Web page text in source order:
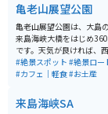
亀老山展望公園
亀老山展望公園は、大島
来島海峡大橋をはじめ
です。天気が良ければ、
す。駐車場の近くにトイ
ムなどの軽食もあります。
#絶景スポット #絶景ロー
#カフェ｜軽食#お土産
来島海峡SA